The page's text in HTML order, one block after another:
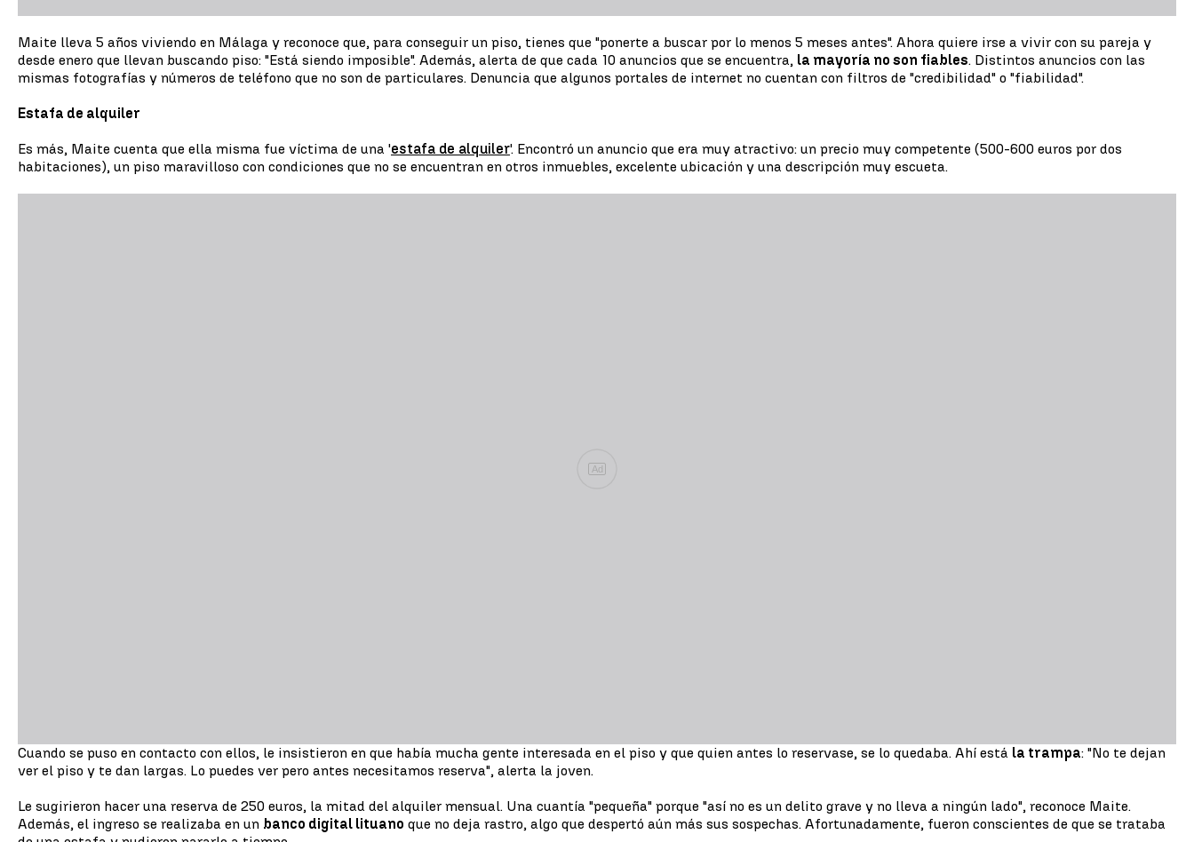
Maite lleva 5 años viviendo en Málaga y reconoce que, para conseguir un piso, tienes que "ponerte a buscar por lo menos 5 meses antes". Ahora quiere irse a vivir con su pareja y
desde enero que llevan buscando piso: "Está siendo imposible". Además, alerta de que cada 10 anuncios que se encuentra, la mayoría no son fiables. Distintos anuncios con las
mismas fotografías y números de teléfono que no son de particulares. Denuncia que algunos portales de internet no cuentan con filtros de "credibilidad" o "fiabilidad".
Estafa de alquiler
Es más, Maite cuenta que ella misma fue víctima de una 'estafa de alquiler'. Encontró un anuncio que era muy atractivo: un precio muy competente (500-600 euros por dos
habitaciones), un piso maravilloso con condiciones que no se encuentran en otros inmuebles, excelente ubicación y una descripción muy escueta.
Ad
Cuando se puso en contacto con ellos, le insistieron en que había mucha gente interesada en el piso y que quien antes lo reservase, se lo quedaba. Ahí está la trampa: "No te dejan
ver el piso y te dan largas. Lo puedes ver pero antes necesitamos reserva", alerta la joven.
Le sugirieron hacer una reserva de 250 euros, la mitad del alquiler mensual. Una cuantía "pequeña" porque "así no es un delito grave y no lleva a ningún lado", reconoce Maite.
Además, el ingreso se realizaba en un banco digital lituano que no deja rastro, algo que despertó aún más sus sospechas. Afortunadamente, fueron conscientes de que se trataba